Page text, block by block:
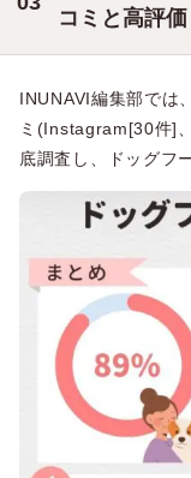
コミと高評価
INUNAVI編集部では
ミ(Instagram[30件]
底調査し、ドッグフ